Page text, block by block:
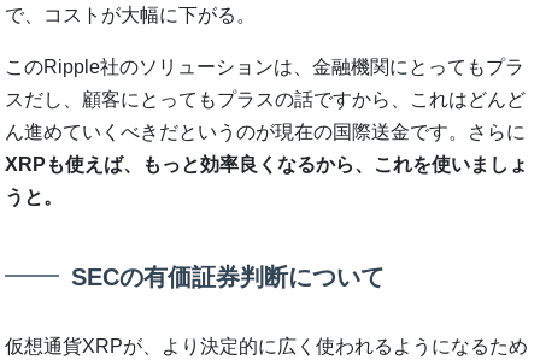
で、コストが大幅に下がる。
このRipple社のソリューションは、金融機関にとってもプラ
スだし、顧客にとってもプラスの話ですから、これはどんど
ん進めていくべきだというのが現在の国際送金です。さらに
XRPも使えば、もっと効率良くなるから、これを使いましょ
うと。
SECの有価証券判断について
仮想通貨XRPが、より決定的に広く使われるようになるため